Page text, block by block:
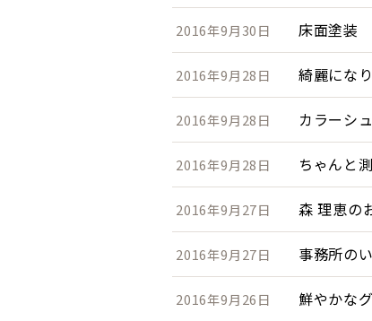
2016年9月30日 床面塗装
2016年9月28日 綺麗にな
2016年9月28日 カラーシ
2016年9月28日 ちゃんと
2016年9月27日 森 理恵の
2016年9月27日 事務所の
2016年9月26日 鮮やかな